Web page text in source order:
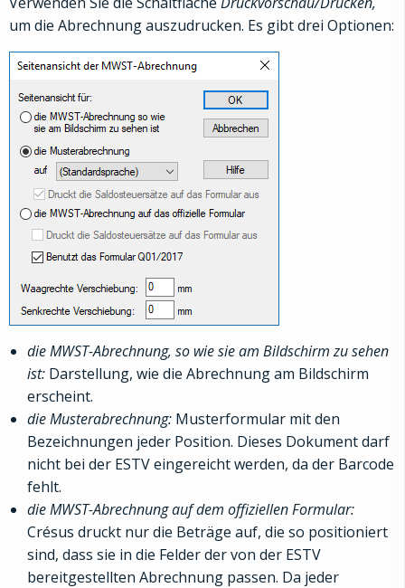
um die Abrechnung auszudrucken. Es gibt drei Optionen:
die MWST-Abrechnung, so wie sie am Bildschirm zu sehen
ist: Darstellung, wie die Abrechnung am Bildschirm
erscheint.
die Musterabrechnung: Musterformular mit den
Bezeichnungen jeder Position. Dieses Dokument darf
nicht bei der ESTV eingereicht werden, da der Barcode
fehlt.
die MWST-Abrechnung auf dem offiziellen Formular:
Crésus druckt nur die Beträge auf, die so positioniert
sind, dass sie in die Felder der von der ESTV
bereitgestellten Abrechnung passen. Da jeder